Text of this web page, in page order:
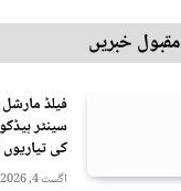
مقبول خبریں
فیلڈ
سینٹر
کی تیاریوں
اگست 4, 2026